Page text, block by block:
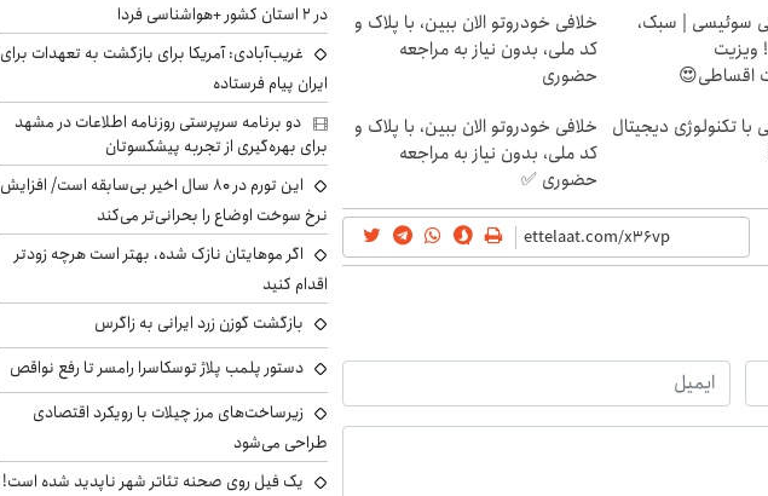
سوئیسی | سبک،
ویزیت
اقساطی😍
خلافی خودروتو الان ببین، با پلاک و
کد ملی، بدون نیاز به مراجعه
حضوری
تکنولوژی دیجیتال خلافی خودروتو الان ببین، با پلاک و
کد ملی، بدون نیاز به مراجعه
حضوری ✅
در ۲ استان کشور +هواشناسی فردا
غریب‌آبادی: آمریکا برای بازگشت به تعهدات برای
ایران پیام فرستاده
دو برنامه سرپرستی روزنامه اطلاعات در مشهد
برای بهره‌گیری از تجربه پیشکسوتان
این تورم در ۸۰ سال اخیر بی‌سابقه است/ افزایش
نرخ سوخت اوضاع را بحرانی‌تر می‌کند
اگر موهایتان نازک شده، بهتر است هرچه زودتر
اقدام کنید
بازگشت گوزن زرد ایرانی به زاگرس
دستور پلمب پلاژ توسکاسرا رامسر تا رفع نواقص
زیرساخت‌های مرز چیلات با رویکرد اقتصادی
طراحی می‌شود
یک فیل روی صحنه تئاتر شهر ناپدید شده است!